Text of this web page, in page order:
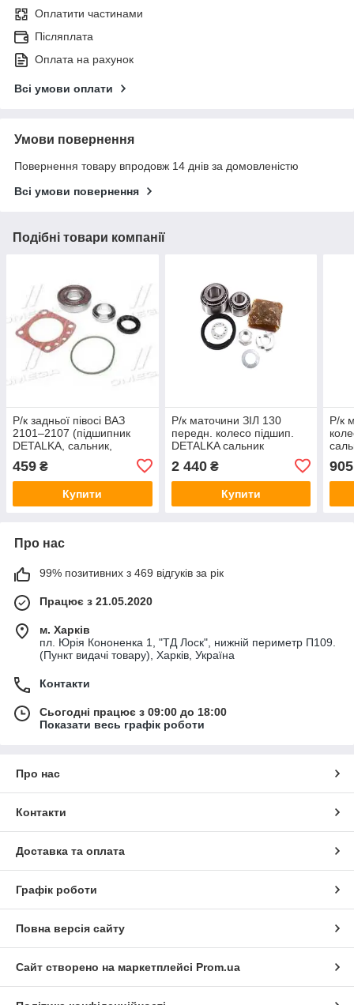
Оплатити частинами
Післяплата
Оплата на рахунок
Всі умови оплати
Умови повернення
Повернення товару впродовж 14 днів за домовленістю
Всі умови повернення
Подібні товари компанії
Р/к задньої півосі ВАЗ
2101–2107 (підшипник
DETALKA, сальник,
(DETALKA) 2101-2401034
459 ₴
Купити
Р/к маточини ЗІЛ 130
передн. колесо підшип.
DETALKA сальник
(DETALKA) 130-
3001060/63/64
2 440₴
Купити
Р/к
905
Про нас
99% позитивних з 469 відгуків за рік
Працює з 21.05.2020
м. Харків
пл. Юрія Кононенка 1, "ТД Лоск", нижній периметр П109.
(Пункт видачі товару), Харків, Україна
Контакти
Сьогодні працює з 09:00 до 18:00
Показати весь графік роботи
Про нас
Контакти
Доставка та оплата
Графік роботи
Повна версія сайту
Сайт створено на маркетплейсі Prom.ua